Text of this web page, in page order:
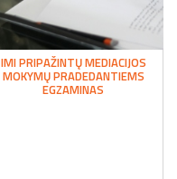
IMI PRIPAŽINTŲ MEDIACIJOS
MOKYMŲ PRADEDANTIEMS
EGZAMINAS